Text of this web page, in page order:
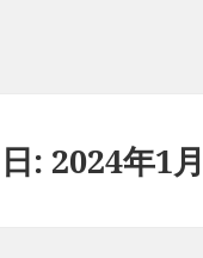
日: 2024年1